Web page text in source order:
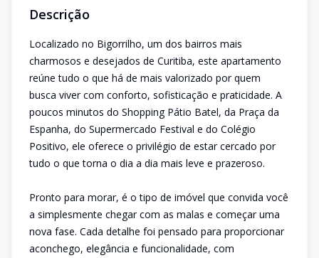
Descrição
Localizado no Bigorrilho, um dos bairros mais
charmosos e desejados de Curitiba, este apartamento
reúne tudo o que há de mais valorizado por quem
busca viver com conforto, sofisticação e praticidade. A
poucos minutos do Shopping Pátio Batel, da Praça da
Espanha, do Supermercado Festival e do Colégio
Positivo, ele oferece o privilégio de estar cercado por
tudo o que torna o dia a dia mais leve e prazeroso.
Pronto para morar, é o tipo de imóvel que convida você
a simplesmente chegar com as malas e começar uma
nova fase. Cada detalhe foi pensado para proporcionar
aconchego, elegância e funcionalidade, com